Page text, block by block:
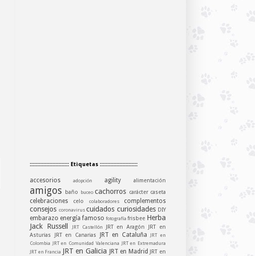
:::::::::::::::::::::::::: Etiquetas :::::::::::::::::::::::::
accesorios adopción agility alimentación
amigos baño buceocachorros carácter caseta
celebraciones celo colaboradores complementos
consejos coronaviruscuidados curiosidades DIY
embarazo energíafamoso fotografía frisbee Herba
Jack Russell
JRT Castellón JRT en Aragón
JRT en
Asturias
JRT en Canarias JRT en Cataluña
JRT en
Colombia JRT en Comunidad Valenciana JRT en Extremadura
JRT en Francia JRT en Galicia JRT en Madrid
JRT en